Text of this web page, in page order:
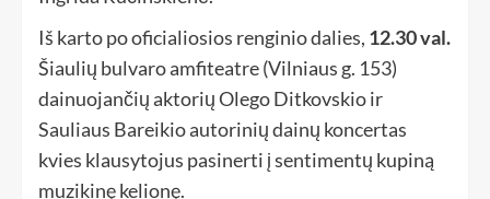
Iš karto po oficialiosios renginio dalies, 12.30 val.
Šiaulių bulvaro amfiteatre (Vilniaus g. 153)
dainuojančių aktorių Olego Ditkovskio ir
Sauliaus Bareikio autorinių dainų koncertas
kvies klausytojus pasinerti į sentimentų kupiną
muzikinę kelionę.